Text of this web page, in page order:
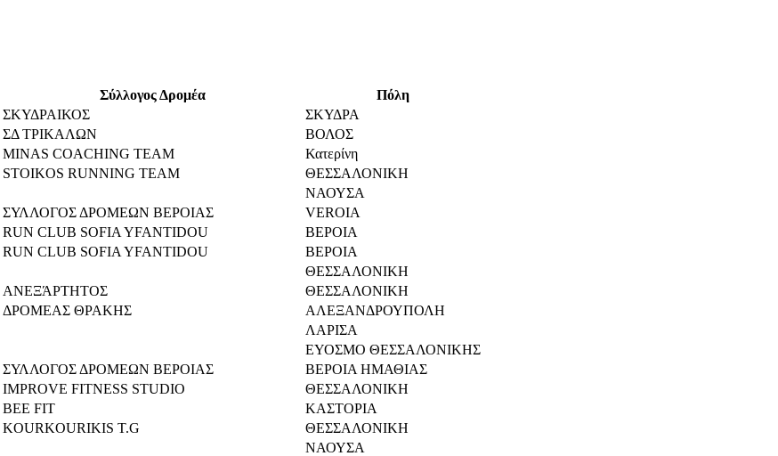
Σύλλογος Δρομέα Πόλη
ΣΚΥΔΡΑΙΚΟΣ
ΣΚΥΔΡΑ
ΣΔ ΤΡΙΚΑΛΩΝ
ΒΟΛΟΣ
MINAS COACHING TEAM
Κατερίνη
STOIKOS RUNNING TEAM
ΘΕΣΣΑΛΟΝΙΚΗ
ΝΑΟΥΣΑ
ΣΥΛΛΟΓΟΣ ΔΡΟΜΕΩΝ ΒΕΡΟΙΑΣ
VEROIA
RUN CLUB SOFIA YFANTIDOU
ΒΕΡΟΙΑ
RUN CLUB SOFIA YFANTIDOU
ΒΕΡΟΙΑ
ΘΕΣΣΑΛΟΝΙΚΗ
ΑΝΕΞΆΡΤΗΤΟΣ
ΘΕΣΣΑΛΟΝΙΚΗ
ΔΡΟΜΕΑΣ ΘΡΑΚΗΣ
ΑΛΕΞΑΝΔΡΟΥΠΟΛΗ
ΛΑΡΙΣΑ
ΕΥΟΣΜΟ ΘΕΣΣΑΛΟΝΙΚΗΣ
ΣΥΛΛΟΓΟΣ ΔΡΟΜΕΩΝ ΒΕΡΟΙΑΣ
ΒΕΡΟΙΑ ΗΜΑΘΙΑΣ
IMPROVE FITNESS STUDIO
ΘΕΣΣΑΛΟΝΙΚΗ
BEE FIT
ΚΑΣΤΟΡΙΑ
KOURKOURIKIS T.G
ΘΕΣΣΑΛΟΝΙΚΗ
ΝΑΟΥΣΑ